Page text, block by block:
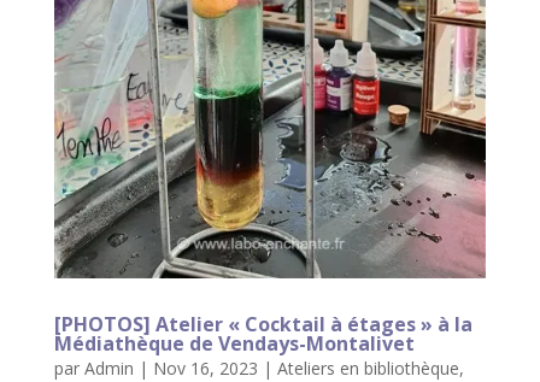
[PHOTOS] Atelier « Cocktail à étages » à la
Médiathèque de Vendays-Montalivet
par Admin | Nov 16, 2023 | Ateliers en bibliothèque,